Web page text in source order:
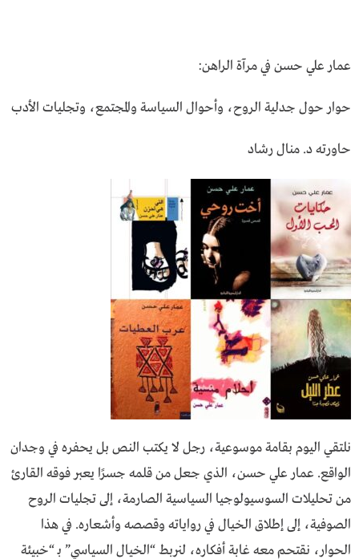
عمار علي حسن في مرآة الراهن:
حوار حول جدلية الروح، وأحوال السياسة والمجتمع، وتجليات الأدب
حاورته د. منال رشاد
نلتقي اليوم بقامة موسوعية، رجل لا يكتب النص بل يحفره في وجدان
الواقع. عمار علي حسن، الذي جعل من قلمه جسرًا يعبر فوقه القارئ
من تحليلات السوسيولوجيا السياسية الصارمة، إلى تجليات الروح
الصوفية، إلى إطلاق الخيال في رواياته وقصصه وأشعاره. في هذا
الحوار، نقتحم معه غابة أفكاره، لنربط “الخيال السياسي” بـ “خبيئة